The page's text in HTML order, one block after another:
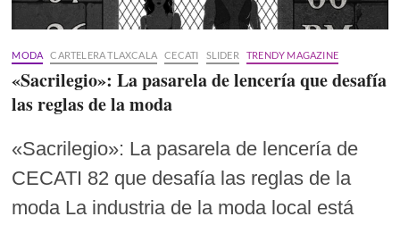
MODA CARTELERA TLAXCALA CECATI SLIDER TRENDY MAGAZINE
«Sacrilegio»: La pasarela de lencería que desafía
las reglas de la moda
«Sacrilegio»: La pasarela de lencería de
CECATI 82 que desafía las reglas de la
moda La industria de la moda local está